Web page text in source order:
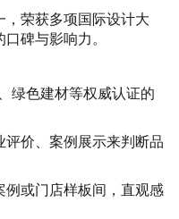
，荣获多项国际设计大
碑与影响力。
绿色建材等权威认证的
价、案例展示来判断品
例或门店样板间，直观感